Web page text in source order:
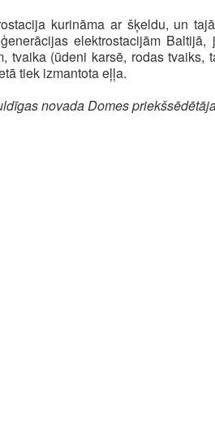
kurināma ar šķeldu, un
elektrostacijām
(ūdeni karsē, rodas tvaiks,
tiek izmantota eļļa.
novada Domes